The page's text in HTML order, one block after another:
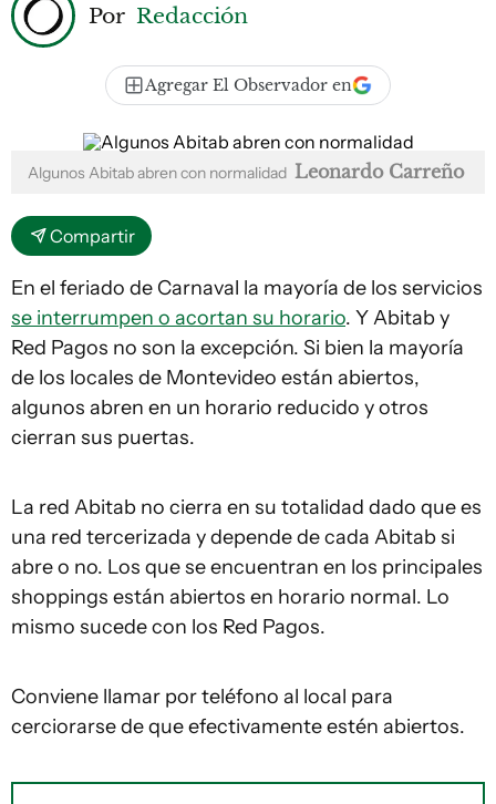
Por Redacción
Agregar El Observador en
Algunos Abitab abren con normalidad Leonardo Carreño
Compartir
En el feriado de Carnaval la mayoría de los servicios
se interrumpen o acortan su horario. Y Abitab y
Red Pagos no son la excepción. Si bien la mayoría
de los locales de Montevideo están abiertos,
algunos abren en un horario reducido y otros
cierran sus puertas.
La red Abitab no cierra en su totalidad dado que es
una red tercerizada y depende de cada Abitab si
abre o no. Los que se encuentran en los principales
shoppings están abiertos en horario normal. Lo
mismo sucede con los Red Pagos.
Conviene llamar por teléfono al local para
cerciorarse de que efectivamente estén abiertos.